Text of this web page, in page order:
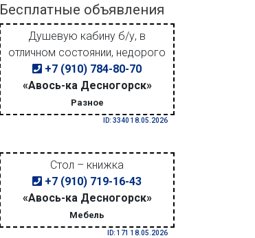
Бесплатные объявления
Душевую кабину б/у, в
отличном состоянии, недорого
+7 (910) 784-80-70
«Авось-ка Десногорск»
Разное
ID: 3340 18.05.2026
Стол – книжка
+7 (910) 719-16-43
«Авось-ка Десногорск»
Мебель
ID: 171 18.05.2026